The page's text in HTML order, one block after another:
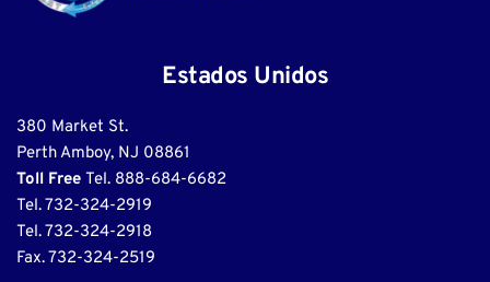
Estados Unidos
380 Market St.
Perth Amboy, NJ 08861
Toll Free Tel. 888-684-6682
Tel. 732-324-2919
Tel. 732-324-2918
Fax. 732-324-2519